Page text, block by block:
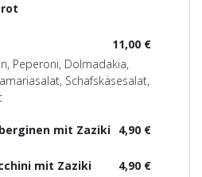
11,00 €
Peperoni, Dolmadakia,
Schafskäsesalat,
4,90 €
mit Zaziki
4,90 €
mit Zaziki